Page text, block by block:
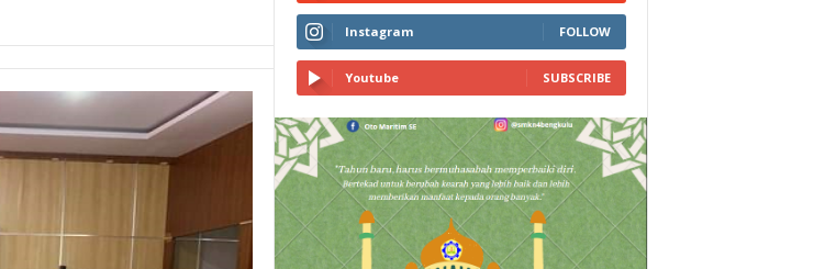
Instagram FOLLOW
Youtube SUBSCRIBE